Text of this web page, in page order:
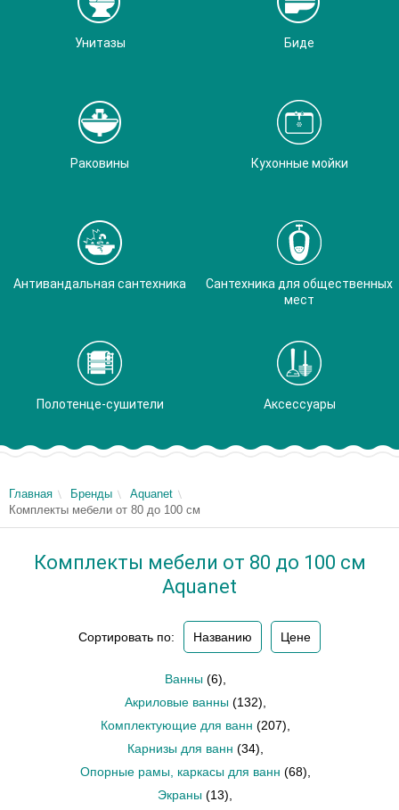
Унитазы Биде
Раковины Кухонные мойки
Антивандальная сантехника
Сантехника для общественных
мест
Полотенце-сушители Аксессуары
Главная Бренды
Aquanet
Комплекты мебели от 80 до 100 см
Комплекты мебели от 80 до 100 см
Aquanet
Сортировать по: Названию Цене
Ванны (6)
Акриловые ванны (132)
Комплектующие для ванн (207)
Карнизы для ванн (34)
Опорные рамы, каркасы для ванн (68)
Экраны (13)